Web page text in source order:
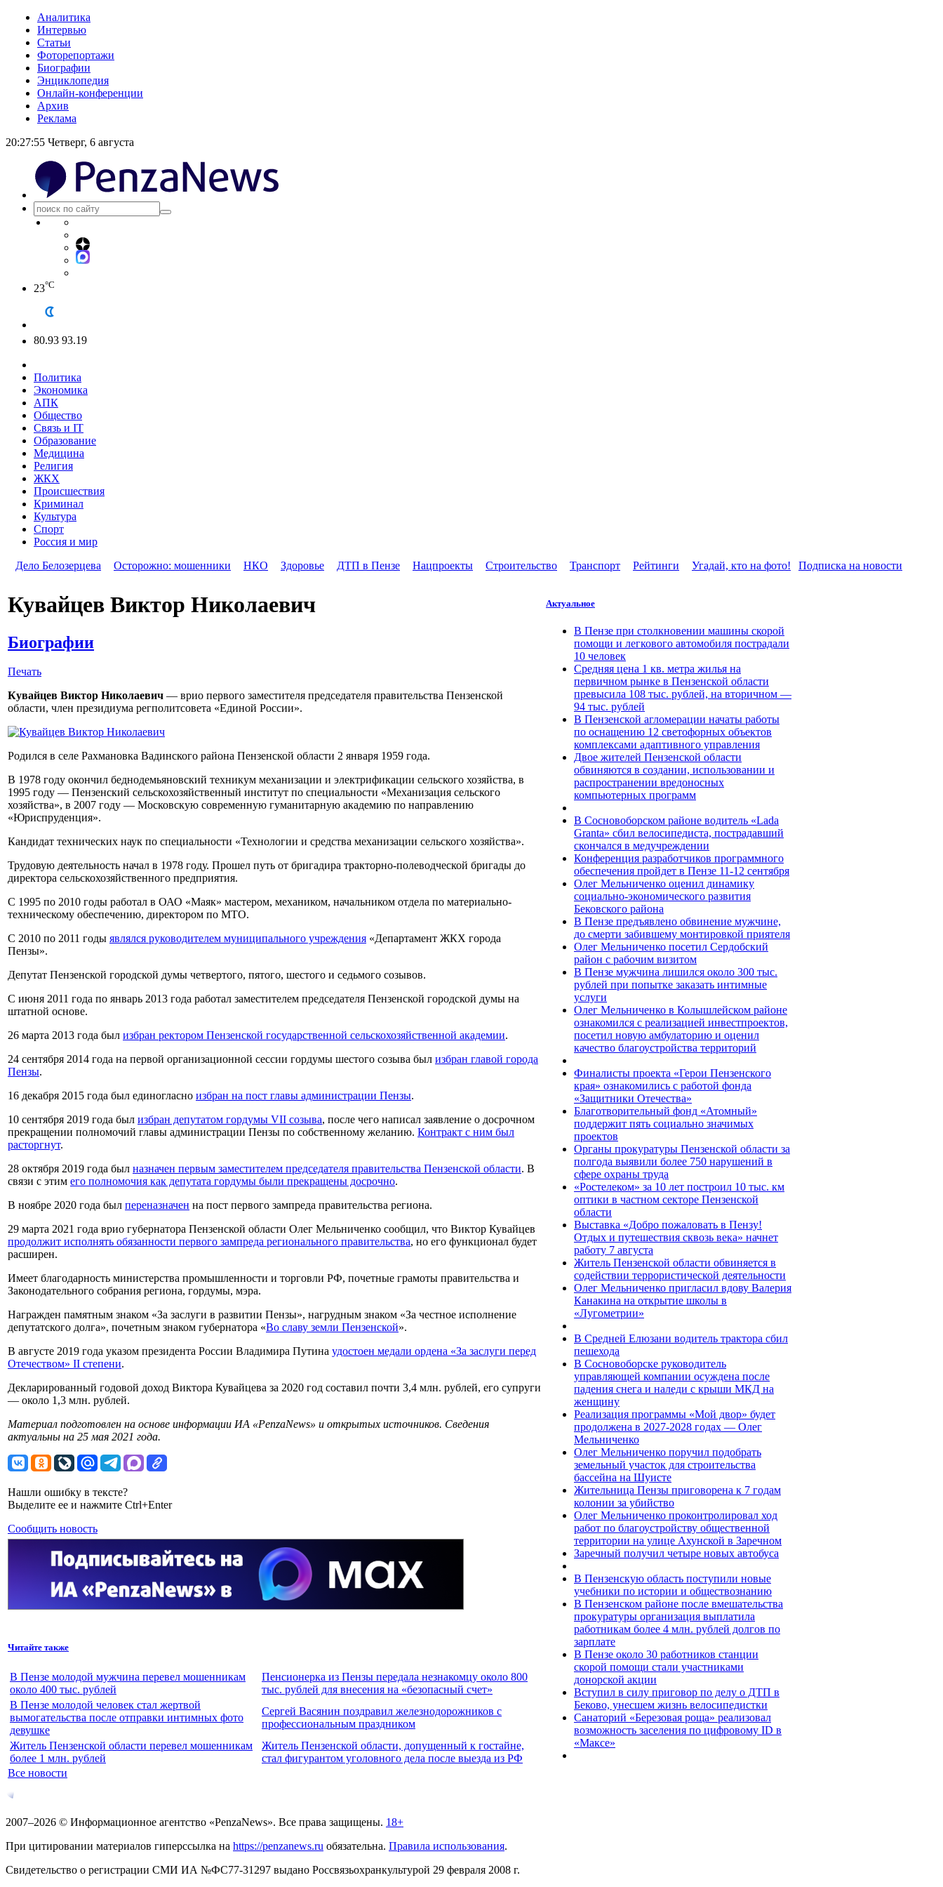
Аналитика
Интервью
Статьи
Фоторепортажи
Биографии
Энциклопедия
Онлайн-конференции
Архив
Реклама
20:27:55 Четверг, 6 августа
23°C
80.93 93.19
Политика
Экономика
АПК
Общество
Связь и IT
Образование
Медицина
Религия
ЖКХ
Происшествия
Криминал
Культура
Спорт
Россия и мир
Дело Белозерцева
Осторожно: мошенники НКО Здоровье ДТП в Пензе Нацпроекты Строительство Транспорт Рейтинги Угадай, кто на фото! Подписка на новости
Кувайцев Виктор Николаевич
Биографии
Печать
Кувайцев Виктор Николаевич — врио первого заместителя председателя правительства Пензенской
области, член президиума регполитсовета «Единой России».
Родился в селе Рахмановка Вадинского района Пензенской области 2 января 1959 года.
В 1978 году окончил беднодемьяновский техникум механизации и электрификации сельского хозяйства, в
1995 году — Пензенский сельскохозяйственный институт по специальности «Механизация сельского
хозяйства», в 2007 году — Московскую современную гуманитарную академию по направлению
«Юриспруденция».
Кандидат технических наук по специальности «Технологии и средства механизации сельского хозяйства».
Трудовую деятельность начал в 1978 году. Прошел путь от бригадира тракторно-полеводческой бригады до
директора сельскохозяйственного предприятия.
С 1995 по 2010 годы работал в ОАО «Маяк» мастером, механиком, начальником отдела по материально-
техническому обеспечению, директором по МТО.
С 2010 по 2011 годы являлся руководителем муниципального учреждения «Департамент ЖКХ города
Пензы».
Депутат Пензенской городской думы четвертого, пятого, шестого и седьмого созывов.
С июня 2011 года по январь 2013 года работал заместителем председателя Пензенской городской думы на
штатной основе.
26 марта 2013 года был избран ректором Пензенской государственной сельскохозяйственной академии.
24 сентября 2014 года на первой организационной сессии гордумы шестого созыва был избран главой города
Пензы.
16 декабря 2015 года был единогласно избран на пост главы администрации Пензы.
10 сентября 2019 года был избран депутатом гордумы VII созыва, после чего написал заявление о досрочном
прекращении полномочий главы администрации Пензы по собственному желанию. Контракт с ним был
расторгнут.
28 октября 2019 года был назначен первым заместителем председателя правительства Пензенской области. В
связи с этим его полномочия как депутата гордумы были прекращены досрочно.
В ноябре 2020 года был переназначен на пост первого зампреда правительства региона.
29 марта 2021 года врио губернатора Пензенской области Олег Мельниченко сообщил, что Виктор Кувайцев
продолжит исполнять обязанности первого зампреда регионального правительства, но его функционал будет
расширен.
Имеет благодарность министерства промышленности и торговли РФ, почетные грамоты правительства и
Законодательного собрания региона, гордумы, мэра.
Награжден памятным знаком «За заслуги в развитии Пензы», нагрудным знаком «За честное исполнение
депутатского долга», почетным знаком губернатора «Во славу земли Пензенской».
В августе 2019 года указом президента России Владимира Путина удостоен медали ордена «За заслуги перед
Отечеством» II степени.
Декларированный годовой доход Виктора Кувайцева за 2020 год составил почти 3,4 млн. рублей, его супруги
— около 1,3 млн. рублей.
Материал подготовлен на основе информации ИА «PenzaNews» и открытых источников. Сведения
актуальны на 25 мая 2021 года.
Нашли ошибку в тексте?
Выделите ее и нажмите Ctrl+Enter
Сообщить новость
Читайте также
В Пензе молодой мужчина перевел мошенникам
около 400 тыс. рублей
Пенсионерка из Пензы передала незнакомцу около 800
тыс. рублей для внесения на «безопасный счет»
В Пензе молодой человек стал жертвой
вымогательства после отправки интимных фото
девушке
Сергей Васянин поздравил железнодорожников с
профессиональным праздником
Житель Пензенской области перевел мошенникам
более 1 млн. рублей
Житель Пензенской области, допущенный к гостайне,
стал фигурантом уголовного дела после выезда из РФ
Все новости
Актуальное
В Пензе при столкновении машины скорой
помощи и легкового автомобиля пострадали
10 человек
Средняя цена 1 кв. метра жилья на
первичном рынке в Пензенской области
превысила 108 тыс. рублей, на вторичном —
94 тыс. рублей
В Пензенской агломерации начаты работы
по оснащению 12 светофорных объектов
комплексами адаптивного управления
Двое жителей Пензенской области
обвиняются в создании, использовании и
распространении вредоносных
компьютерных программ
В Сосновоборском районе водитель «Lada
Granta» сбил велосипедиста, пострадавший
скончался в медучреждении
Конференция разработчиков программного
обеспечения пройдет в Пензе 11-12 сентября
Олег Мельниченко оценил динамику
социально-экономического развития
Бековского района
В Пензе предъявлено обвинение мужчине,
до смерти забившему монтировкой приятеля
Олег Мельниченко посетил Сердобский
район с рабочим визитом
В Пензе мужчина лишился около 300 тыс.
рублей при попытке заказать интимные
услуги
Олег Мельниченко в Колышлейском районе
ознакомился с реализацией инвестпроектов,
посетил новую амбулаторию и оценил
качество благоустройства территорий
Финалисты проекта «Герои Пензенского
края» ознакомились с работой фонда
«Защитники Отечества»
Благотворительный фонд «Атомный»
поддержит пять социально значимых
проектов
Органы прокуратуры Пензенской области за
полгода выявили более 750 нарушений в
сфере охраны труда
«Ростелеком» за 10 лет построил 10 тыс. км
оптики в частном секторе Пензенской
области
Выставка «Добро пожаловать в Пензу!
Отдых и путешествия сквозь века» начнет
работу 7 августа
Житель Пензенской области обвиняется в
содействии террористической деятельности
Олег Мельниченко пригласил вдову Валерия
Канакина на открытие школы в
«Лугометрии»
В Средней Елюзани водитель трактора сбил
пешехода
В Сосновоборске руководитель
управляющей компании осуждена после
падения снега и наледи с крыши МКД на
женщину
Реализация программы «Мой двор» будет
продолжена в 2027-2028 годах — Олег
Мельниченко
Олег Мельниченко поручил подобрать
земельный участок для строительства
бассейна на Шуисте
Жительница Пензы приговорена к 7 годам
колонии за убийство
Олег Мельниченко проконтролировал ход
работ по благоустройству общественной
территории на улице Ахунской в Заречном
Заречный получил четыре новых автобуса
В Пензенскую область поступили новые
учебники по истории и обществознанию
В Пензенском районе после вмешательства
прокуратуры организация выплатила
работникам более 4 млн. рублей долгов по
зарплате
В Пензе около 30 работников станции
скорой помощи стали участниками
донорской акции
Вступил в силу приговор по делу о ДТП в
Беково, унесшем жизнь велосипедистки
Санаторий «Березовая роща» реализовал
возможность заселения по цифровому ID в
«Максе»
2007–2026 © Информационное агентство «PenzaNews». Все права защищены. 18+
При цитировании материалов гиперссылка на https://penzanews.ru обязательна. Правила использования.
Свидетельство о регистрации СМИ ИА №ФС77-31297 выдано Россвязьохранкультурой 29 февраля 2008 г.